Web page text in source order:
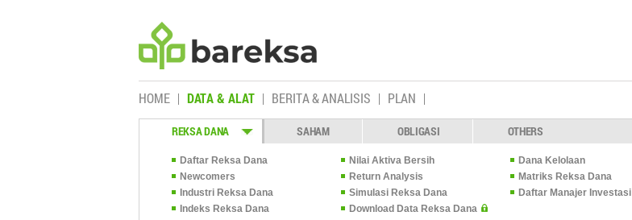
HOME DATA & ALAT BERITA & ANALISIS PLAN
REKSA DANA SAHAM OBLIGASI OTHERS
Daftar Reksa Dana Nilai Aktiva Bersih Dana Kelolaan
Newcomers
Return Analysis Matriks Reksa Dana
Industri Reksa Dana
Simulasi Reksa Dana Daftar Manajer Investasi
Indeks Reksa Dana
Download Data Reksa Dana